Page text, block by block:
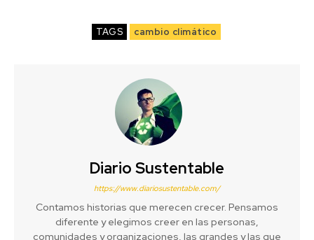
TAGS cambio climático
Diario Sustentable
https://www.diariosustentable.com/
Contamos historias que merecen crecer. Pensamos
diferente y elegimos creer en las personas,
comunidades y organizaciones, las grandes y las que